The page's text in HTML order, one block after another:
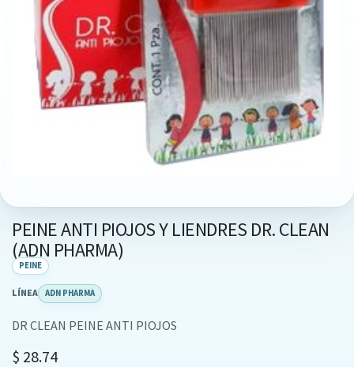
PEINE ANTI PIOJOS Y LIENDRES DR. CLEAN
(ADN PHARMA)
PEINE
LÍNEA ADN PHARMA
DR CLEAN PEINE ANTI PIOJOS
$ 28.74